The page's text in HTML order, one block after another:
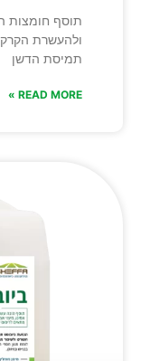
תוסף חומצות
ולהעשרת
תמיסת הדשן
READ MORE »